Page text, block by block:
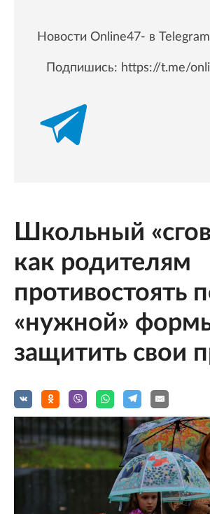
Новости Online47- в
Подпишись: https://t.me/
Школьный
как родителям
противостоять
«нужной»
защитить свои